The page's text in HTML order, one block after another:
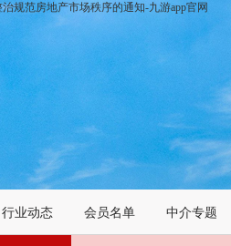
规范房地产市场秩序的通知-九游app官网
行业动态 会员名单 中介专题